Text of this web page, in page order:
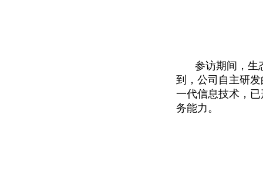
参访期间，生
到，公司自主研
一代信息技术，
务能力。